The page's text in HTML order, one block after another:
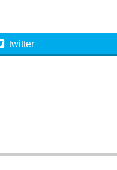
twitter